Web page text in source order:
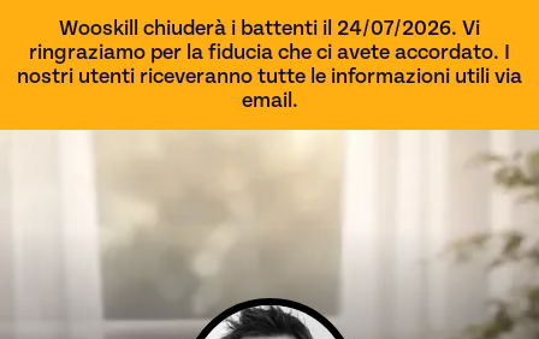
Wooskill chiuderà i battenti il 24/07/2026. Vi
ringraziamo per la fiducia che ci avete accordato. I
nostri utenti riceveranno tutte le informazioni utili via
email.